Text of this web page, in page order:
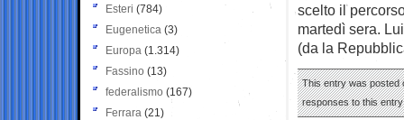
scelto il
martedì sera.
(da la
This entry was posted
responses to this
Esteri (784)
Eugenetica (3)
Europa (1.314)
Fassino (13)
federalismo (167)
Ferrara (21)